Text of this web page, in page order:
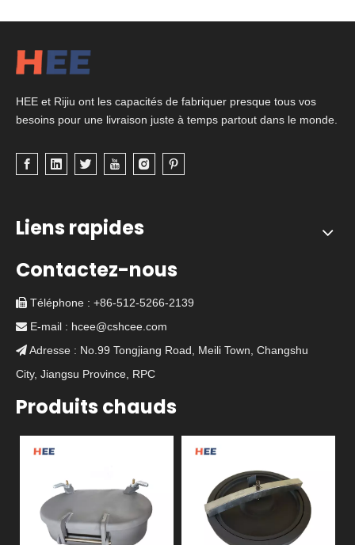
HEE et Rijiu ont les capacités de fabriquer presque tous vos
besoins pour une livraison juste à temps partout dans le monde.
Liens rapides
Contactez-nous
 Téléphone : +86-512-5266-2139
 E-mail : hcee@cshcee.com
 Adresse : No.99 Tongjiang Road, Meili Town, Changshu
City, Jiangsu Province, RPC
Produits chauds